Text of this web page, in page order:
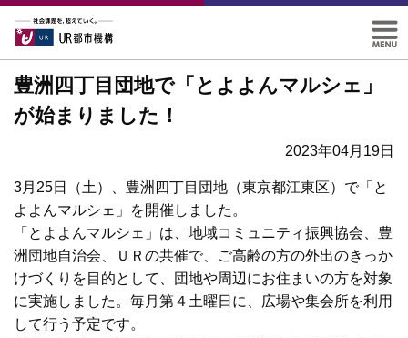
豊洲四丁目団地で「とよよんマルシェ」
が始まりました！
2023年04月19日
3月25日（土）、豊洲四丁目団地（東京都江東区）で「と
よよんマルシェ」を開催しました。
「とよよんマルシェ」は、地域コミュニティ振興協会、豊
洲団地自治会、ＵＲの共催で、ご高齢の方の外出のきっか
けづくりを目的として、団地や周辺にお住まいの方を対象
に実施しました。毎月第４土曜日に、広場や集会所を利用
して行う予定です。